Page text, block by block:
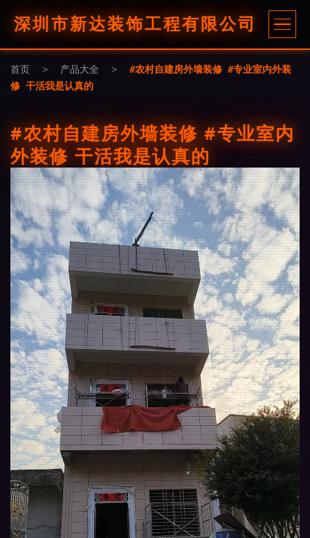
深圳市新达装饰工程有限公司
首页 > 产品大全 >
#农村自建房外墙装修 #专业室内外装
修 干活我是认真的
#农村自建房外墙装修 #专业室内
外装修 干活我是认真的